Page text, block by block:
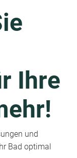
Ihre
und
Bad optimal